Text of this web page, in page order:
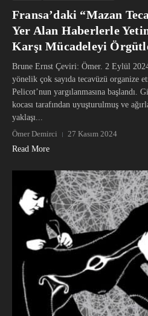
Fransa’daki “Mazan
Yer Alan Haberlerle
Karşı Mücadeleyi
Brune Ernst Çeviri: Ömer. 2 Eylül
yönelik çok sayıda tecavüzü organize
Pelicot’nun yargılanmasına başlandı.
kocası tarafından uyuşturulmuş ve
yaklaşı...
Ömer Demirci
27 Kasım 2024
Read More